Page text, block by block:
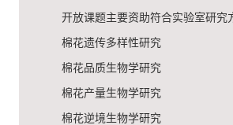
开放课题主要资助符合实验室研究方
棉花遗传多样性研究
棉花品质生物学研究
棉花产量生物学研究
棉花逆境生物学研究